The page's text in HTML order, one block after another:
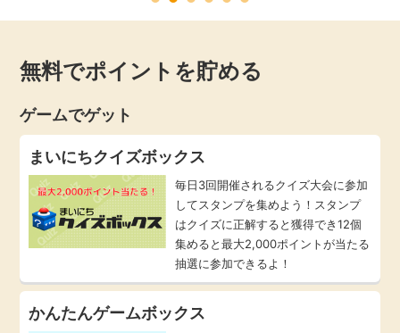
無料でポイントを貯める
ゲームでゲット
まいにちクイズボックス
毎日3回開催されるクイズ大会に参加
してスタンプを集めよう！スタンプ
はクイズに正解すると獲得でき12個
集めると最大2,000ポイントが当たる
抽選に参加できるよ！
かんたんゲームボックス